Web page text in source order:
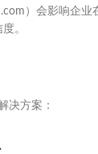
）会影响企
。
决方案：